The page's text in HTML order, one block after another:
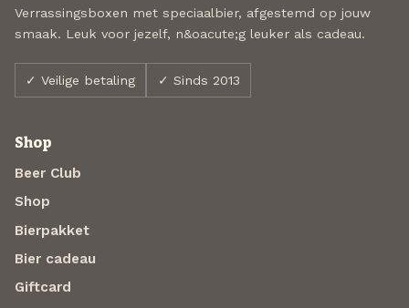
Verrassingsboxen met speciaalbier, afgestemd op jouw
smaak. Leuk voor jezelf, n&oacute;g leuker als cadeau.
✓ Veilige betaling ✓ Sinds 2013
Shop
Beer Club
Shop
Bierpakket
Bier cadeau
Giftcard